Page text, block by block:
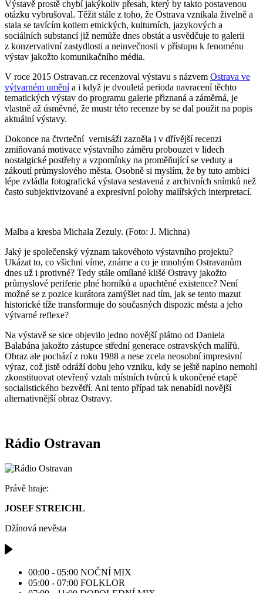
Výstavě prostě chybí jakýkoliv přesah, který by takto postavenou
otázku vybrušoval. Těžit stále z toho, že Ostrava vznikala živelně a
stala se tavícím kotlem etnických, kulturních, jazykových a
sociálních substancí již nemůže dnes obstát a usvědčuje to galerii
z konzervativní zastydlosti a neinvečnosti v přístupu k fenoménu
výstav jakožto komunikačního média.
V roce 2015 Ostravan.cz recenzoval výstavu s názvem Ostrava ve
výtvarném uměnía i když je dvouletá perioda navracení těchto
tematických výstav do programu galerie přiznaná a záměrná, je
vlastně až úsměvné, že mustr této recenze by se dal použit na popis
aktuální výstavy.
Dokonce na čtvrteční vernisáži zazněla i v dřívější recenzi
zmiňovaná motivace výstavního záměru probouzet v lidech
nostalgické postřehy a vzpomínky na proměňující se veduty a
zákoutí průmyslového města. Osobně si myslím, že by tuto ambici
lépe zvládla fotografická výstava sestavená z archivních snímků než
často subjektivizované a expresivní polohy malířských interpretací.
Malba a kresba Michala Zezuly. (Foto: J. Michna)
Jaký je společenský význam takovéhoto výstavního projektu?
Ukázat to, co všichni víme, známe a co je mnohým Ostravanům
dnes už i protivné? Tedy stále omílané klišé Ostravy jakožto
průmyslové periferie plné horníků a upachtěné existence? Není
možné se z pozice kurátora zamýšlet nad tím, jak se tento mazut
historické tíže transformuje do současných dispozic města a jeho
výtvarné reflexe?
Na výstavě se sice objevilo jedno novější plátno od Daniela
Balabána jakožto zástupce střední generace ostravských malířů.
Obraz ale pochází z roku 1988 a nese zcela neosobní impresivní
výraz, což jistě odráží dobu jeho vzniku, kdy se ještě naplno nemohl
zkonstituovat otevřený vztah místních tvůrců k ukončené etapě
socialistického bezvětří. Ani tento případ tak nenabídl novější
alternativnější obraz Ostravy.
Rádio Ostravan
Právě hraje:
JOSEF STREICHL
Džínová nevěsta
00:00 - 05:00 NOČNÍ MIX
05:00 - 07:00 FOLKLOR